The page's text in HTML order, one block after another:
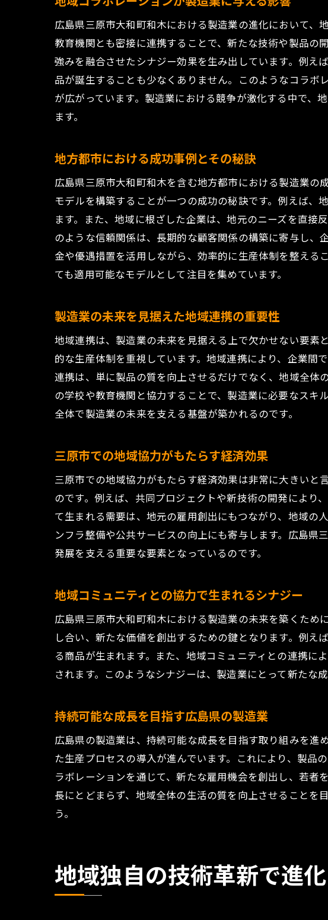
製造業における
広島県の技術
地域の人材育
広島県三原市大和
地域連携によ
新しいビジネス
地域協力がも
地域経済を支える
地域経済成長
広島県コラボ
製造業が地域経
地域経済の自立
地方経済の未
雇用機会創出への
地元雇用を促
若者定着に向
地元住民との協
地域の人材育成
製造業がもた
地域の強みを活か
地域資源を活
地元の特性を生
地域連携が促
製品開発にお
技術革新が牽引す
技術革新がも
新技術が地域製
製造業における
技術革新を活
地域の技術革
地域コラボレーショ
地元企業との
広島県三原市大和町和木における製造業の進化において、
教育機関とも密接に連携することで、新たな技術や製品の
強みを融合させたシナジー効果を生み出しています。例え
品が誕生することも少なくありません。このようなコラ
が広がっています。製造業における競争が激化する中で、
ます。
地方都市における成功事例とその秘訣
広島県三原市大和町和木を含む地方都市における製造業
モデルを構築することが一つの成功の秘訣です。例えば
ます。また、地域に根ざした企業は、地元のニーズを直接
のような信頼関係は、長期的な顧客関係の構築に寄与し、
金や優遇措置を活用しながら、効率的に生産体制を整え
ても適用可能なモデルとして注目を集めています。
製造業の未来を見据えた地域連携の重要性
地域連携は、製造業の未来を見据える上で欠かせない要素
的な生産体制を重視しています。地域連携により、企業間
連携は、単に製品の質を向上させるだけでなく、地域全体
の学校や教育機関と協力することで、製造業に必要なスキ
全体で製造業の未来を支える基盤が築かれるのです。
三原市での地域協力がもたらす経済効果
三原市での地域協力がもたらす経済効果は非常に大きいと
のです。例えば、共同プロジェクトや新技術の開発により
て生まれる需要は、地元の雇用創出にもつながり、地域の
ンフラ整備や公共サービスの向上にも寄与します。広島
発展を支える重要な要素となっているのです。
地域コミュニティとの協力で生まれるシナジー
広島県三原市大和町和木における製造業の未来を築くた
し合い、新たな価値を創出するための鍵となります。例
る商品が生まれます。また、地域コミュニティとの連携に
されます。このようなシナジーは、製造業にとって新たな
持続可能な成長を目指す広島県の製造業
広島県の製造業は、持続可能な成長を目指す取り組みを
た生産プロセスの導入が進んでいます。これにより、製品
ラボレーションを通じて、新たな雇用機会を創出し、若
長にとどまらず、地域全体の生活の質を向上させることを
う。
地域独自の技術革新で進